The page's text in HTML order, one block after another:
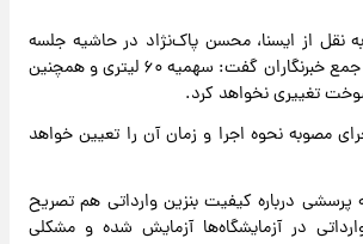
نقل از ایسنا، محسن پاک‌نژاد در حاشیه جلسه
امروز هیئت دولت در جمع خبرنگاران گفت: سهمیه ۶۰ لیتری و همچنین
مصوبه نحوه اجرا و زمان آن را تعیین خواهد
درباره کیفیت بنزین وارداتی هم تصریح
در آزمایشگاه‌ها آزمایش شده و مشکلی